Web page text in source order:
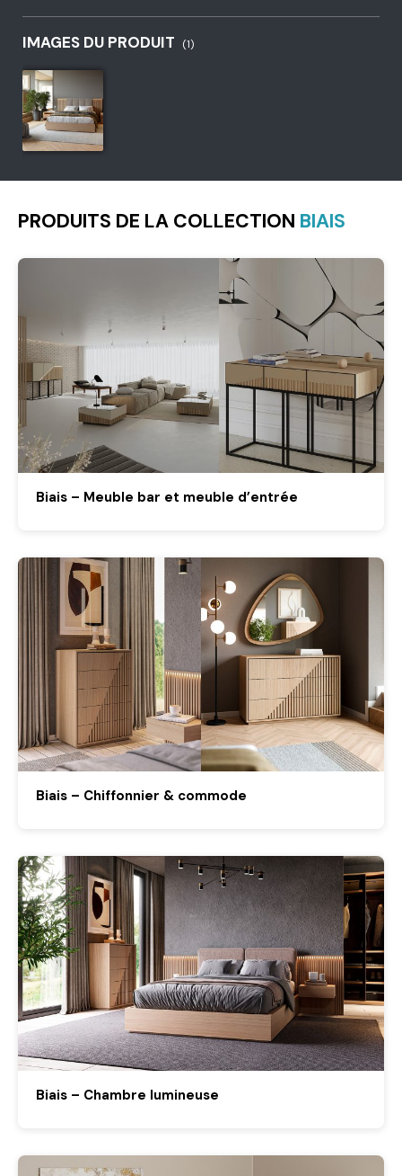
IMAGES DU PRODUIT (1)
PRODUITS DE LA COLLECTION BIAIS
Biais – Meuble bar et meuble d’entrée
Biais – Chiffonnier & commode
Biais – Chambre lumineuse